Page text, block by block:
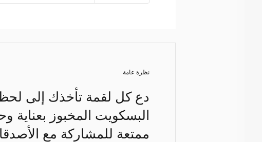
نظرة عامة
دع كل لقمة تأخذك إلى
البسكويت المخبوز بعناية
ممتعة للمشاركة مع